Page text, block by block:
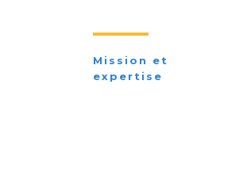
Mission et
expertise